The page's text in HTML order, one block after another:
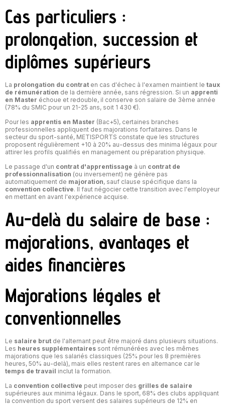
Cas particuliers :
prolongation, succession et
diplômes supérieurs
La prolongation du contrat en cas d'échec à l'examen maintient le taux
de rémunération de la dernière année, sans régression. Si un apprenti
en Master échoue et redouble, il conserve son salaire de 3ème année
(78% du SMIC pour un 21-25 ans, soit 1 430 €).
Pour les apprentis en Master (Bac+5), certaines branches
professionnelles appliquent des majorations forfaitaires. Dans le
secteur du sport-santé, METISPORTS constate que les structures
proposent régulièrement +10 à 20% au-dessus des minima légaux pour
attirer les profils qualifiés en management ou préparation physique.
Le passage d'un contrat d'apprentissage à un contrat de
professionnalisation (ou inversement) ne génère pas
automatiquement de majoration, sauf clause spécifique dans la
convention collective. Il faut négocier cette transition avec l'employeur
en mettant en avant l'expérience acquise.
Au-delà du salaire de base :
majorations, avantages et
aides financières
Majorations légales et
conventionnelles
Le salaire brut de l'alternant peut être majoré dans plusieurs situations.
Les heures supplémentaires sont rémunérées avec les mêmes
majorations que les salariés classiques (25% pour les 8 premières
heures, 50% au-delà), mais elles restent rares en alternance car le
temps de travail inclut la formation.
La convention collective peut imposer des grilles de salaire
supérieures aux minima légaux. Dans le sport, 68% des clubs appliquant
la convention du sport versent des salaires supérieurs de 12% en